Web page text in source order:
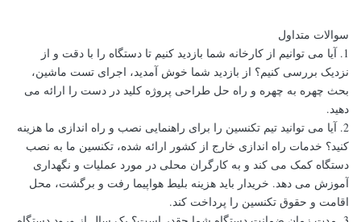
سوالات متداول
1. آیا می توانیم از کارخانه شما بازدید کنیم تا دستگاه را با دقت و از
نزدیک بررسی کنیم؟ از بازدید شما خوش آمدید، اجرای تست ماشین،
بحث چهره به چهره و راه حل طراحی پروژه کلید در دست را ارائه می
دهید.
2. آیا می توانید تیم تکنسین را برای راهنمایی نصب و راه اندازی ما هزینه
کنید؟ خدمات راه اندازی خارج از کشور ارائه شده، تکنسین ما به نصب
دستگاه کمک می کند و به کارگران محلی در مورد عملیات و نگهداری
آموزش می دهد. خریدار باید هزینه بلیط هواپیما رفت و برگشت، محل
اقامت و حقوق تکنسین را پرداخت کند.